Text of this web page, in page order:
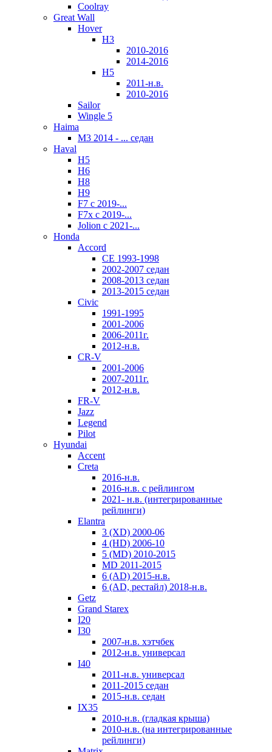
Coolray
Great Wall
Hover
H3
2010-2016
2014-2016
H5
2011-н.в.
2010-2016
Sailor
Wingle 5
Haima
M3 2014 - ... седан
Haval
H5
Н6
H8
H9
F7 с 2019-...
F7x с 2019-...
Jolion с 2021-...
Honda
Accord
CE 1993-1998
2002-2007 седан
2008-2013 седан
2013-2015 седан
Civic
1991-1995
2001-2006
2006-2011г.
2012-н.в.
CR-V
2001-2006
2007-2011г.
2012-н.в.
FR-V
Jazz
Legend
Pilot
Hyundai
Accent
Creta
2016-н.в.
2016-н.в. с рейлингом
2021- н.в. (интегрированные
рейлинги)
Elantra
3 (XD) 2000-06
4 (HD) 2006-10
5 (MD) 2010-2015
MD 2011-2015
6 (AD) 2015-н.в.
6 (AD, рестайл) 2018-н.в.
Getz
Grand Starex
I20
I30
2007-н.в. хэтчбек
2012-н.в. универсал
I40
2011-н.в. универсал
2011-2015 седан
2015-н.в. седан
IX35
2010-н.в. (гладкая крыша)
2010-н.в. (на интегрированные
рейлинги)